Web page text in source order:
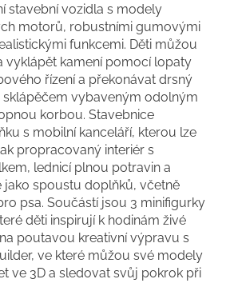
stavební vozidla s modely
motorů, robustními gumovými
funkcemi. Děti můžou
vyklápět kamení pomocí lopaty
řízení a překonávat drsný
vybaveným odolným
korbou. Stavebnice
s mobilní kanceláří, kterou lze
propracovaný interiér s
lednicí plnou potravin a
jako spoustu doplňků, včetně
psa. Součástí jsou 3 minifigurky
děti inspirují k hodinám živé
poutavou kreativní výpravu s
ve které můžou své modely
ve 3D a sledovat svůj pokrok při